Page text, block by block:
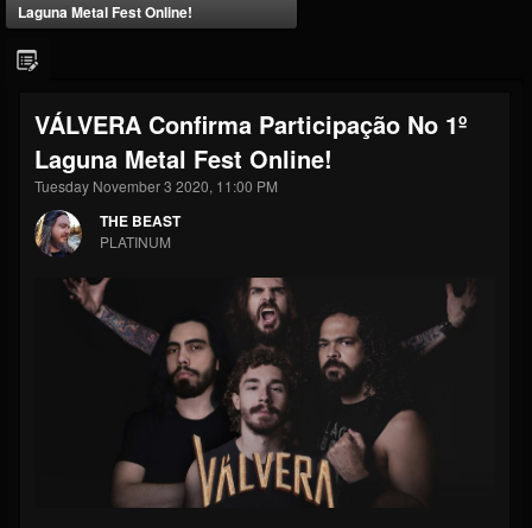
@thebeast
FOLLOWERS
203493
FOLLOWING
202954
UPDATES
41906
Forum
Laguna Metal Fest Online!
VÁLVERA Confirma Participação No 1º
Laguna Metal Fest Online!
Tuesday November 3 2020, 11:00 PM
THE BEAST
PLATINUM